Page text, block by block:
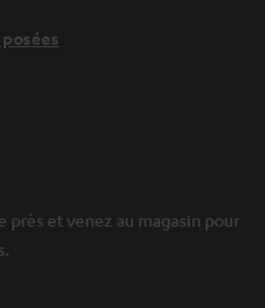
près et venez au magasin pour